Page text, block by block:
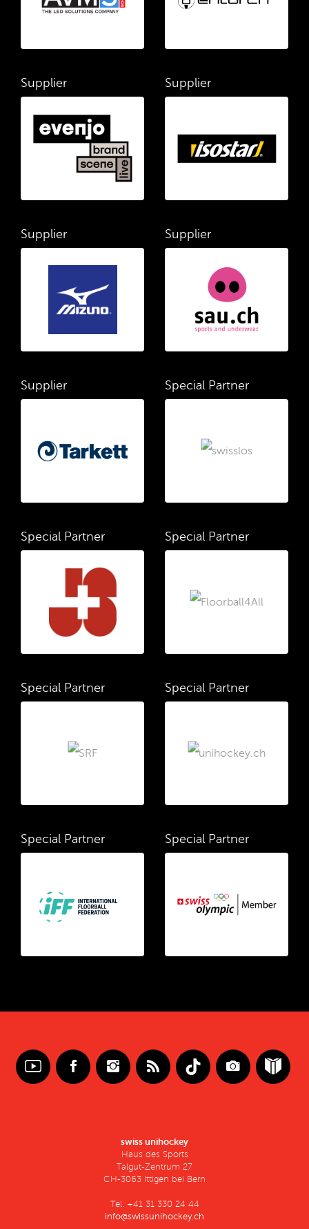
Supplier Supplier
Supplier Supplier
Supplier Special Partner
Special Partner Special Partner
Special Partner Special Partner
Special Partner Special Partner
swiss unihockey
Haus des Sports
Talgut-Zentrum 27
CH-3063 Ittigen bei Bern
Tel. +41 31 330 24 44
info@swissunihockey.ch